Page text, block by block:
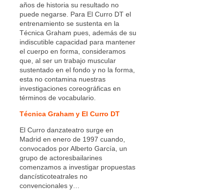
años de historia su resultado no
puede negarse. Para El Curro DT el
entrenamiento se sustenta en la
Técnica Graham pues, además de su
indiscutible capacidad para mantener
el cuerpo en forma, consideramos
que, al ser un trabajo muscular
sustentado en el fondo y no la forma,
esta no contamina nuestras
investigaciones coreográficas en
términos de vocabulario.
Técnica Graham y El Curro DT
El Curro danzateatro surge en
Madrid en enero de 1997 cuando,
convocados por Alberto García, un
grupo de actoresbailarines
comenzamos a investigar propuestas
dancísticoteatrales no
convencionales y…